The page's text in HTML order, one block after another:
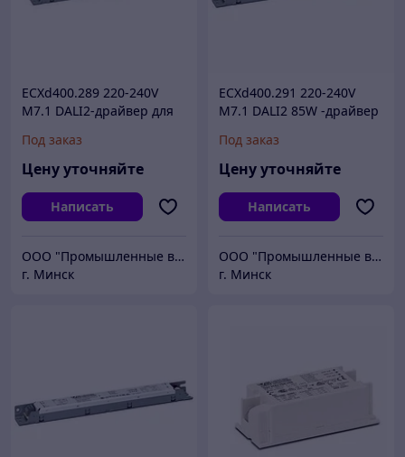
ECXd400.289 220-240V
M7.1 DALI2-драйвер для
Под заказ
Цену уточняйте
Написать
ООО "Промышленные вентиляторы и компоненты"
г. Минск
ECXd400.291 220-240V
M7.1 DALI2 85W -драйвер
Под заказ
Цену уточняйте
Написать
ООО "Промышленные вентиляторы и компоненты"
г. Минск